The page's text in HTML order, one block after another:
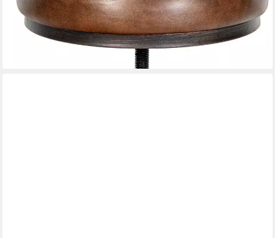
71,90 € UVP98,90 €
-27%
lieferbar - in 3-4 Werktagen bei dir